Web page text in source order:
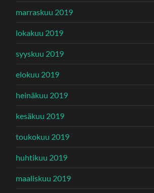
marraskuu 2019
lokakuu 2019
syyskuu 2019
elokuu 2019
heinäkuu 2019
kesäkuu 2019
toukokuu 2019
huhtikuu 2019
maaliskuu 2019